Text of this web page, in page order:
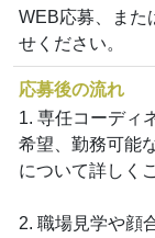
WEB応募、また
せください。
応募後の流れ
1. 専任コーディ
希望、勤務可能
について詳しく
2. 職場見学や顔